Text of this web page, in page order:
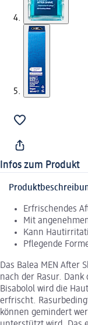
Infos zum Produkt
Erfrischendes
Mit
Kann
Pflegende
Das Balea MEN After
nach der Rasur.
Bisabolol wird die
erfrischt.
können gemindert